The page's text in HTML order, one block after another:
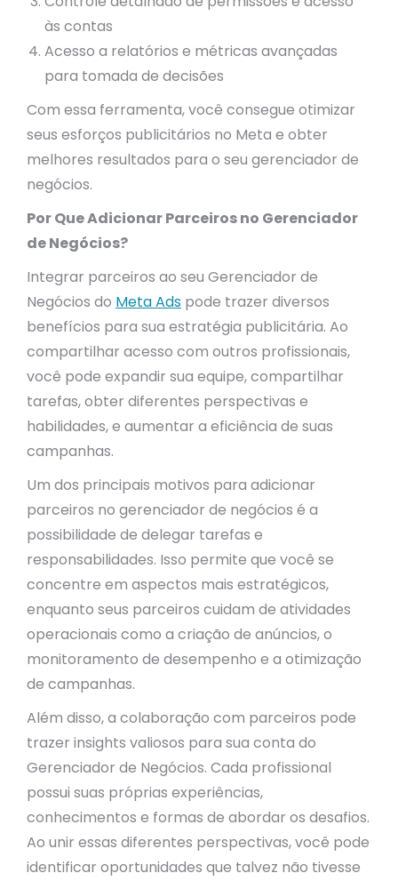
às contas
Acesso a relatórios e métricas avançadas
para tomada de decisões
Com essa ferramenta, você consegue otimizar
seus esforços publicitários no Meta e obter
melhores resultados para o seu gerenciador de
negócios.
Por Que Adicionar Parceiros no Gerenciador
de Negócios?
Integrar parceiros ao seu Gerenciador de
Negócios do Meta Ads pode trazer diversos
benefícios para sua estratégia publicitária. Ao
compartilhar acesso com outros profissionais,
você pode expandir sua equipe, compartilhar
tarefas, obter diferentes perspectivas e
habilidades, e aumentar a eficiência de suas
campanhas.
Um dos principais motivos para adicionar
parceiros no gerenciador de negócios é a
possibilidade de delegar tarefas e
responsabilidades. Isso permite que você se
concentre em aspectos mais estratégicos,
enquanto seus parceiros cuidam de atividades
operacionais como a criação de anúncios, o
monitoramento de desempenho e a otimização
de campanhas.
Além disso, a colaboração com parceiros pode
trazer insights valiosos para sua conta do
Gerenciador de Negócios. Cada profissional
possui suas próprias experiências,
conhecimentos e formas de abordar os desafios.
Ao unir essas diferentes perspectivas, você pode
identificar oportunidades que talvez não tivesse